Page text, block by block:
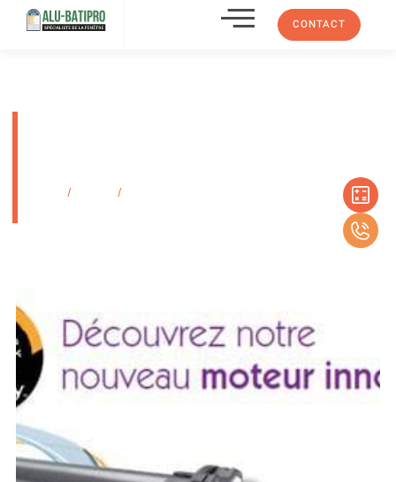
CONTACT
/ /
Installation de volets roulants pour maison à Marseille